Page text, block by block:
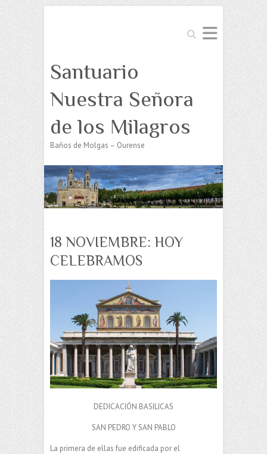
Buscar
Santuario
Nuestra Señora
de los Milagros
Baños de Molgas – Ourense
18 NOVIEMBRE: HOY
CELEBRAMOS
DEDICACIÓN BASILICAS
SAN PEDRO Y SAN PABLO
La primera de ellas fue edificada por el